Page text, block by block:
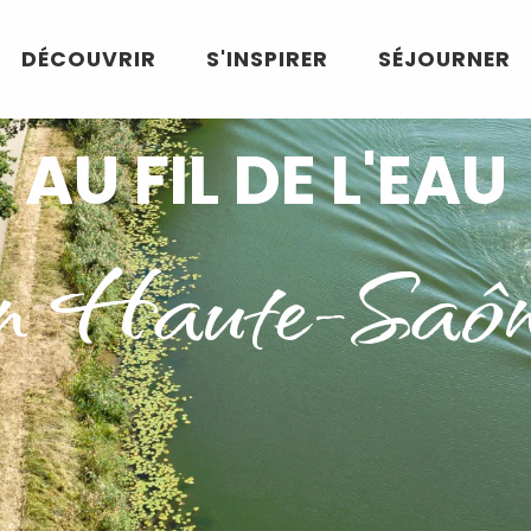
DÉCOUVRIR S'INSPIRER SÉJOURNER
AU FIL DE L'EAU
Haute-